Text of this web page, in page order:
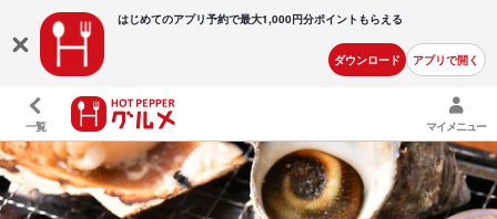
はじめてのアプリ予約で最大1,000円分ポイントもらえる
ダウンロード アプリで開く
一覧 マイメニュー